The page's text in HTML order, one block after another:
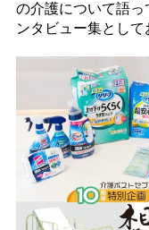
の介護について語っ
ンタビュー集として